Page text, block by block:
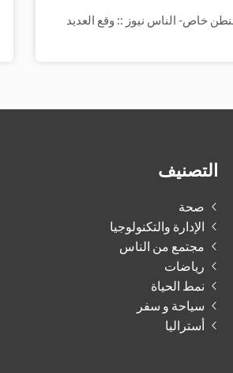
خاص- الناس نيوز :: وقع العديد
التصنيف
صحة
الإدارة والتكنولوجيا
مجتمع من الناس
رياضات
نمط الحياة
سياحة و سفر
أستراليا